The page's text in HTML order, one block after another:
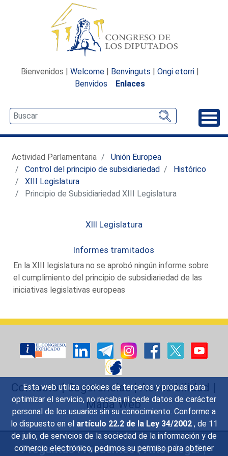
Esta web utiliza cookies de terceros y propias para
optimizar el servicio, no recaba ni cede datos de carácter
personal de los usuarios sin su conocimiento. Conforme a
lo dispuesto en el artículo 22.2 de la Ley 34/2002 , de 11
de julio, de servicios de la sociedad de la información y de
comercio electrónico, pedimos su permiso para obtener
Bienvenidos | Welcome | Benvinguts | Ongi etorri |
Benvidos
Enlaces
Actividad Parlamentaria
Unión Europea
Control del principio de subsidiariedad
Histórico
XIII Legislatura
Principio de Subsidiariedad XIII Legislatura
XIII Legislatura
Informes tramitados
En la XIII legislatura no se aprobó ningún informe sobre
el cumplimiento del principio de subsidiariedad de las
iniciativas legislativas europeas
Contacto|Sugerencias|Accesibilidad |
Mapa Web
Preguntas Frecuentes|Aviso legal|